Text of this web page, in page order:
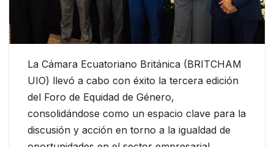
La Cámara Ecuatoriano Británica (BRITCHAM
UIO) llevó a cabo con éxito la tercera edición
del Foro de Equidad de Género,
consolidándose como un espacio clave para la
discusión y acción en torno a la igualdad de